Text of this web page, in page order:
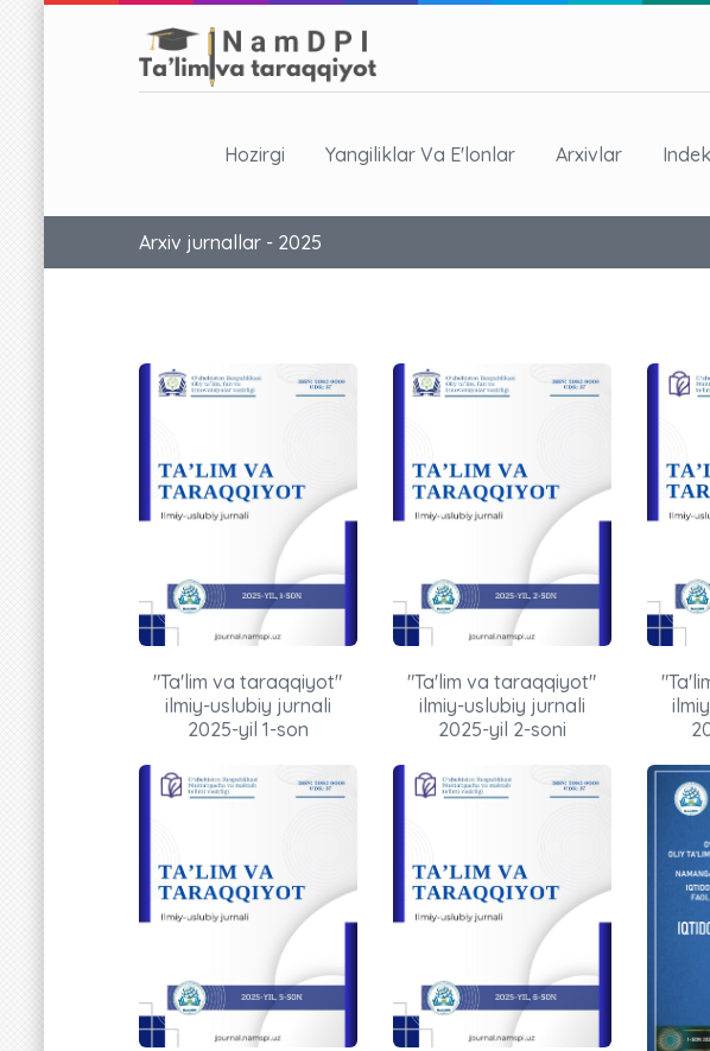
Hozirgi Yangiliklar Va E'lonlar Arxivlar
Arxiv jurnallar - 2025
"Ta'lim va taraqqiyot"
ilmiy-uslubiy jurnali
2025-yil 1-son
"Ta'lim va taraqqiyot"
ilmiy-uslubiy jurnali
2025-yil 2-soni